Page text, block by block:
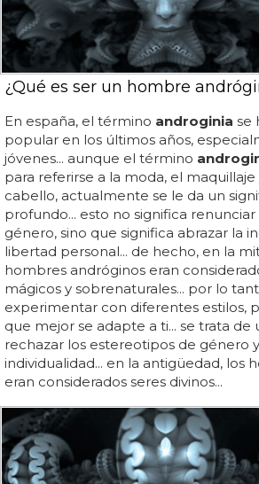
¿Qué es ser un hombre
En españa, el término androginia se
popular en los últimos años,
jóvenes... aunque el término
para referirse a la moda, el maquillaje
cabello, actualmente se le da un
profundo... esto no significa
género, sino que significa abrazar la
libertad personal... de hecho, en la
hombres andróginos eran
mágicos y sobrenaturales... por lo
experimentar con diferentes estilos,
que mejor se adapte a ti... se trata de
rechazar los estereotipos de género
individualidad... en la antigüedad, los
eran considerados seres divinos...